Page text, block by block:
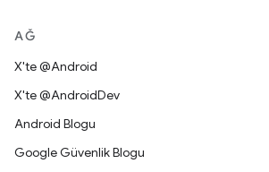
AĞ
X'te @Android
X'te @AndroidDev
Android Blogu
Google Güvenlik Blogu